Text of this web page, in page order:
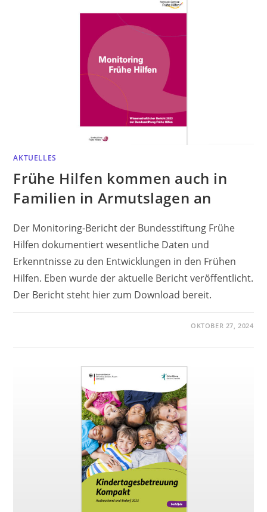
AKTUELLES
Frühe Hilfen kommen auch in
Familien in Armutslagen an
Der Monitoring-Bericht der Bundesstiftung Frühe
Hilfen dokumentiert wesentliche Daten und
Erkenntnisse zu den Entwicklungen in den Frühen
Hilfen. Eben wurde der aktuelle Bericht veröffentlicht.
Der Bericht steht hier zum Download bereit.
OKTOBER 27, 2024